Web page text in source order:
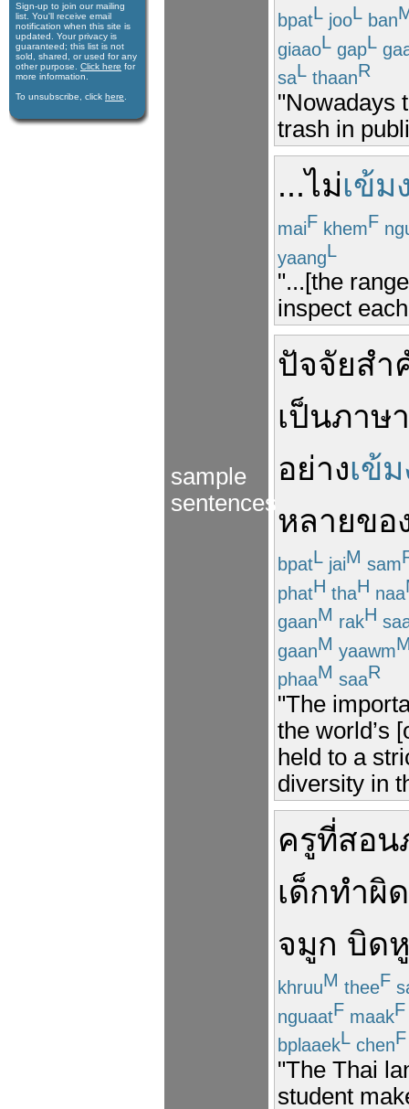
Sign-up to join our mail­ing
list. You'll receive e­mail
notification when this site is
updated. Your privacy is
guaran­teed; this list is not
sold, shared, or used for any
other purpose. Click here for
more infor­mation.
To unsubscribe, click here
sample
sentences
bpatL jooL ban
giaaoL gapL
saL thaanR
"Nowadays
trash in
...ไม่เข้ม
maiF khemF
yaangL
"...[the
inspect
ปัจจัยส
เป็นภาษา
อย่างเข้
หลายขอ
bpatL jaiM sam
phatH thaH naa
gaanM rakH
gaanM yaawm
phaaM saaR
"The
the world’s
held to a
diversity in
ครูที่สอน
เด็กทำผิด
จมูก บิดหู
khruuM theeF
nguaatF maakF
bplaaekL chenF
"The Thai
student